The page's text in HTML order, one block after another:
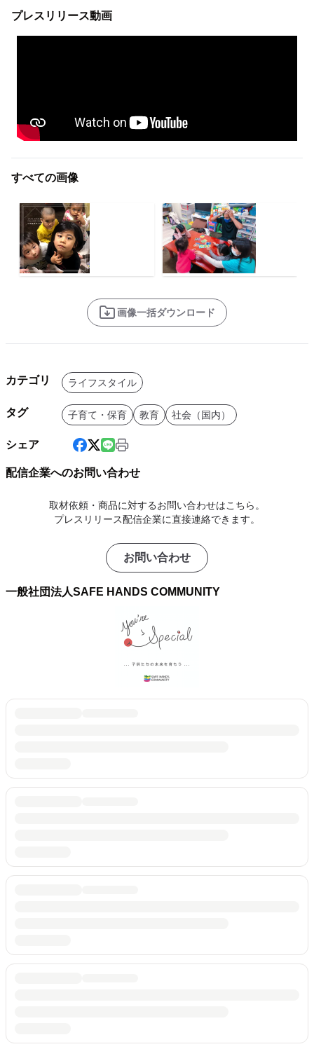
プレスリリース動画
すべての画像
画像一括ダウンロード
カテゴリ ライフスタイル
タグ 子育て・保育 教育 社会（国内）
シェア
配信企業へのお問い合わせ
取材依頼・商品に対するお問い合わせはこちら。
プレスリリース配信企業に直接連絡できます。
お問い合わせ
一般社団法人SAFE HANDS COMMUNITY